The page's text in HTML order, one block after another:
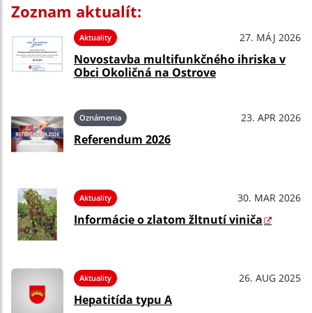
Zoznam aktualít:
Aktuality 27. MÁJ 2026
Novostavba multifunkčného ihriska v
Obci Okoličná na Ostrove
Oznámenia 23. APR 2026
Referendum 2026
Aktuality 30. MAR 2026
Informácie o zlatom žltnutí viniča
Aktuality 26. AUG 2025
Hepatitída typu A